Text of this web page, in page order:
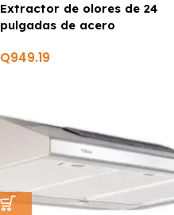
Extractor de olores de 24
pulgadas de acero
PREMIERE BY ABM
Q949.19